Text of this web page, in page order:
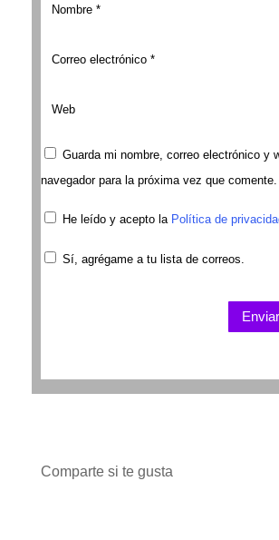
Guarda mi nombre, correo electrónico y
navegador para la próxima vez que comente.
He leído y acepto la Política de
Sí, agrégame a tu lista de correos.
Comparte si te gusta